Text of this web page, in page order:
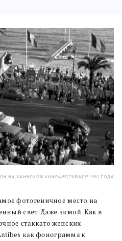
НА КАННСКОМ КИНОФЕСТИВАЛЕ 1961 ГОДА
фотогеничное место на
свет. Даже зимой. Как в
стаккато женских
как фонограмма к